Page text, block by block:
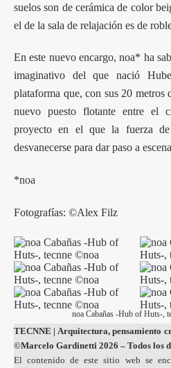
suelos son de cerámica de color
el de la sala de relajación es de
En este nuevo encargo, noa* ha
imaginativo del que nació
plataforma que, con sus 20 metros
nuevo puesto flotante entre el
proyecto en el que la fuerza de
desvanecerse para dar paso a
*noa
Fotografías: ©Alex Filz
noa Cabañas -Hub of Huts-,
TECNNE | Arquitectura, pensamiento
©Marcelo Gardinetti 2026 – Todos los
El contenido de este sitio web se